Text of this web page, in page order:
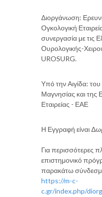
Διοργάνωση:
Ογκολογική
συνεργασία με τις
Ουρολογικής-
UROSURG.
Υπό την Αιγίδα:
Μαγνησίας και της
Εταιρείας - ΕΑΕ
Η Εγγραφή είναι
Για περισσότερες
επιστημονικό
παρακάτω
https://m-c-
c.gr/index.php/